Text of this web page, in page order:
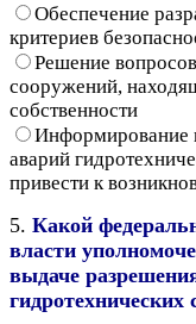
Обеспечение
критериев
Решение
сооружений,
собственности
Информирование
аварий
привести к
5. Какой
власти
выдаче
гидротехнических